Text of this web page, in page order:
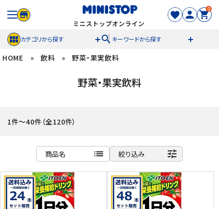
0
カテゴリから探す search キーワードから探す
ACCOUNT MENU
セール商品
カテゴリから探す
スイーツ
HOME » 飲料 » 野菜・果実飲料
野菜・果実飲料
1件～40件（全120件）
商品名 list
商品名
新着順
発売日順
絞り込み tune